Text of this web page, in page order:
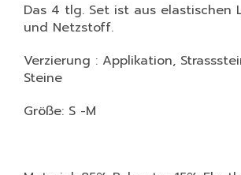
Das 4 tlg. Set ist aus elastischen
und Netzstoff.
Verzierung : Applikation,
Steine
Größe: S -M